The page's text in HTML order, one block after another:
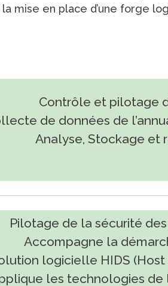
la mise en place d’une forge
Contrôle et pilotage
de données de
Analyse, Stockage et
Pilotage de la sécurité
Accompagne la
logicielle HIDS
les technologies de